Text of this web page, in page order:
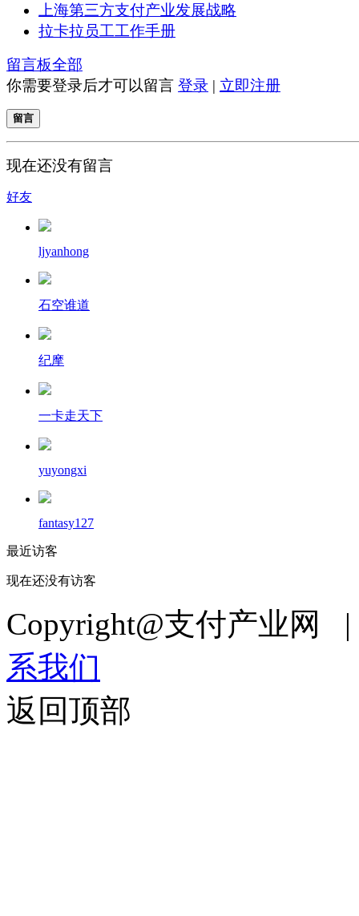
上海第三方支付产业发展战略
拉卡拉员工工作手册
留言板全部
你需要登录后才可以留言 登录 | 立即注册
留言
现在还没有留言
好友
ljyanhong
石空谁道
纪摩
一卡走天下
yuyongxi
fantasy127
最近访客
现在还没有访客
Copyright@支付产业
系我们
返回顶部